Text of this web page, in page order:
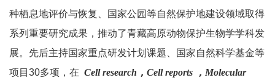
种栖息地评价与恢复、国家公园等自然保护地建设领域取得
系列重要研究成果，推动了青藏高原动物保护生物学学科发
展。先后主持国家重点研发计划课题、国家自然科学基金等
项目30多项，在 Cell research，Cell reports ，Molecular